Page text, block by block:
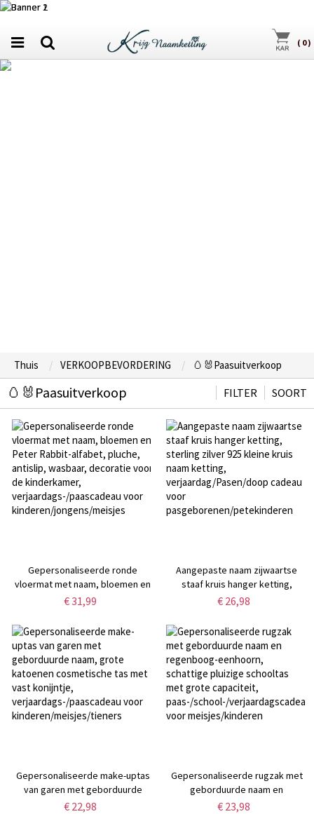
( 0)
Thuis VERKOOPBEVORDERING 🥚🐰Paasuitverkoop
🥚🐰Paasuitverkoop SOORT
FILTER
Gepersonaliseerde ronde
vloermat met naam, bloemen en
Peter Rabbit-alfabet, pluche,
de kinderkamer,
verjaardags-/paascadeau voor
kinderen/jongens/meisjes
€ 31,99
Aangepaste naam zijwaartse
staaf kruis hanger ketting,
sterling zilver 925 kleine kruis
verjaardag/Pasen/doop cadeau
voor
pasgeborenen/petekinderen
€ 26,98
Gepersonaliseerde make-uptas
van garen met geborduurde
naam, grote katoenen
€ 22,98
Gepersonaliseerde rugzak met
geborduurde naam en
regenboog-eenhoorn, schattige
€ 23,98